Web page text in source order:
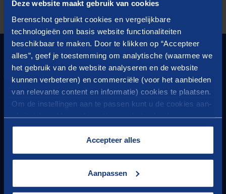
Deze website maakt gebruik van cookies
Berenschot gebruikt cookies en vergelijkbare
technologieën om basis website functionaliteiten
beschikbaar te maken. Door te klikken op “Accepteer
alles”, geef je toestemming om analytische (waarmee we
het gebruik van de website analyseren en de website
kunnen verbeteren) en commerciële (voor het aanbieden
van relevante content en informatie) cookies te plaatsen.
Om de instellingen aan te passen kunt u de cookies aan-
cookies op onze website treft u in onze
Accepteer alles
Aanpassen
FOUNDER OF PROGRESS
CONTACT
Questions or remarks?
Or would you like to know more about our activities?
Van Deventerlaan 31-51, 3528 AG Utrecht
PO Box 8039, 3503 RA Utrecht